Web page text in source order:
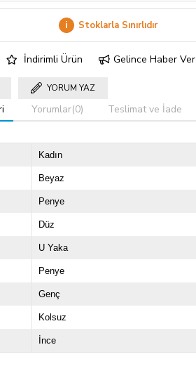
i Stoklarla Sınırlıdır
İndirimli Ürün Gelince Haber Ver
YORUM YAZ
Yorumlar(0) Teslimat ve İade
Kadın
Beyaz
Penye
Düz
U Yaka
Penye
Genç
Kolsuz
İnce